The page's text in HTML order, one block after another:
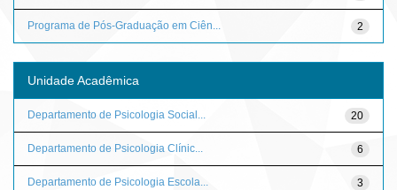
2
Programa de Pós-Graduação em Ciên...
Unidade Acadêmica
20
Departamento de Psicologia Social...
6
Departamento de Psicologia Clínic...
3
Departamento de Psicologia Escola...